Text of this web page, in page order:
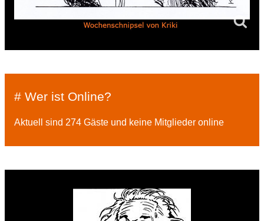
# Wer ist Online?
Aktuell sind 274 Gäste und keine Mitglieder online